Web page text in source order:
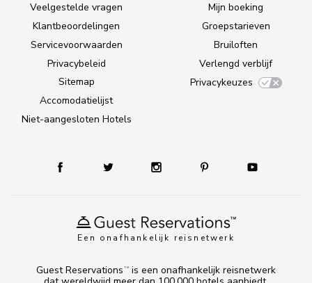
Een onafhankelijk reisnetwerk
Veelgestelde vragen
Klantbeoordelingen
Servicevoorwaarden
Privacybeleid
Sitemap
Accomodatielijst
Niet-aangesloten Hotels
Mijn boeking
Groepstarieven
Bruiloften
Verlengd verblijf
Privacykeuzes
Guest Reservations TM
is een onafhankelijk reisnetwerk